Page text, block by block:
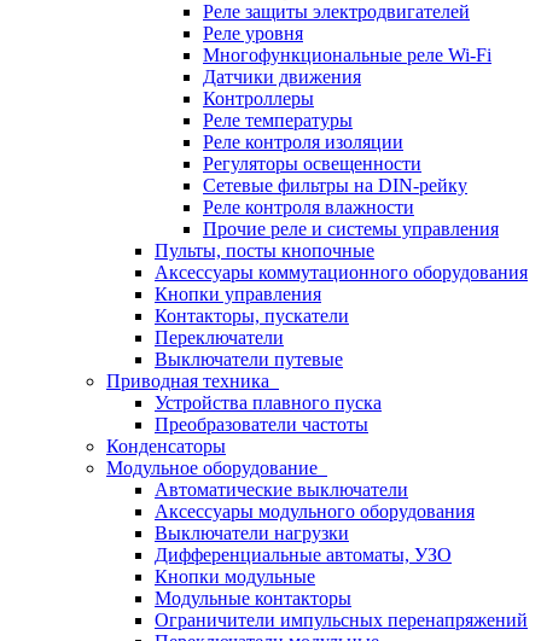
Реле защиты электродвигателей
Реле уровня
Многофункциональные реле Wi-Fi
Датчики движения
Контроллеры
Реле температуры
Реле контроля изоляции
Регуляторы освещенности
Сетевые фильтры на DIN-рейку
Реле контроля влажности
Прочие реле и системы управления
Пульты, посты кнопочные
Аксессуары коммутационного оборудования
Кнопки управления
Контакторы, пускатели
Переключатели
Выключатели путевые
Приводная техника
Устройства плавного пуска
Преобразователи частоты
Конденсаторы
Модульное оборудование
Автоматические выключатели
Аксессуары модульного оборудования
Выключатели нагрузки
Дифференциальные автоматы, УЗО
Кнопки модульные
Модульные контакторы
Ограничители импульсных перенапряжений